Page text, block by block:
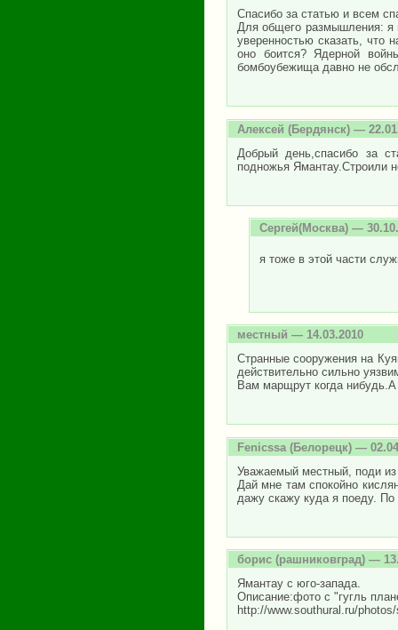
Спасибо за статью и всем
Для общего размышления: я
уверенностью сказать, что
оно боится? Ядерной
бомбоубежища давно не
Алексей (Бердянск) —
Добрый день,спасибо за
подножья Ямантау.Строили
Сергей(Москва) —
я тоже в этой части
местный — 14.03.2010
Странные сооружения на
действительно сильно
Вам марщрут когда
Fenicssa (Белорецк) —
Уважаемый местный, поди из
Дай мне там спокойно
дажу скажу куда я поеду.
борис (рашниковград) —
Ямантау с юго-запада.
Описание:фото с "гугль
http://www.southural.ru/